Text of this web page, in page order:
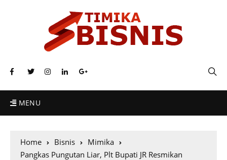
MENU
Home Bisnis
Mimika
Pangkas Pungutan Liar, Plt Bupati JR Resmikan